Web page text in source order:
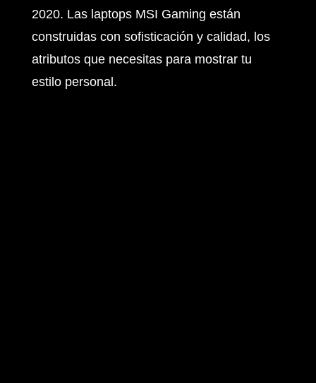
2020. Las laptops MSI Gaming están
construidas con sofisticación y calidad, los
atributos que necesitas para mostrar tu
estilo personal.